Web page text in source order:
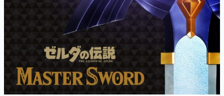
女性向け
その他
電ファミニコゲーマーとは？
運営：株式会社マレ